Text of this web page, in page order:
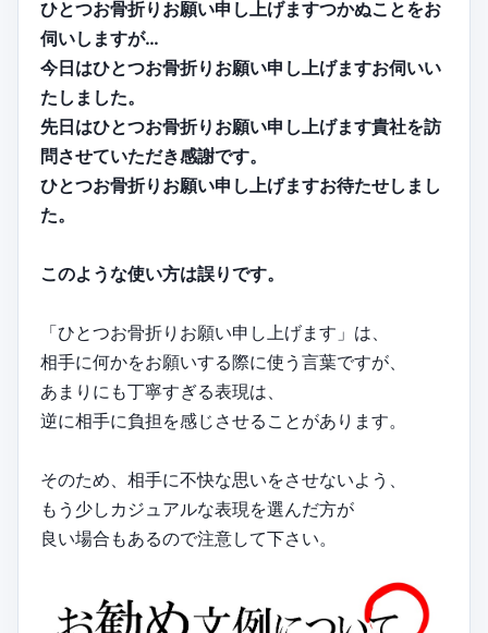
ひとつお骨折りお願い申し上げますつかぬことをお
伺いしますが…
今日はひとつお骨折りお願い申し上げますお伺いい
たしました。
先日はひとつお骨折りお願い申し上げます貴社を訪
問させていただき感謝です。
ひとつお骨折りお願い申し上げますお待たせしまし
た。
このような使い方は誤りです。
「ひとつお骨折りお願い申し上げます」は、
相手に何かをお願いする際に使う言葉ですが、
あまりにも丁寧すぎる表現は、
逆に相手に負担を感じさせることがあります。
そのため、相手に不快な思いをさせないよう、
もう少しカジュアルな表現を選んだ方が
良い場合もあるので注意して下さい。